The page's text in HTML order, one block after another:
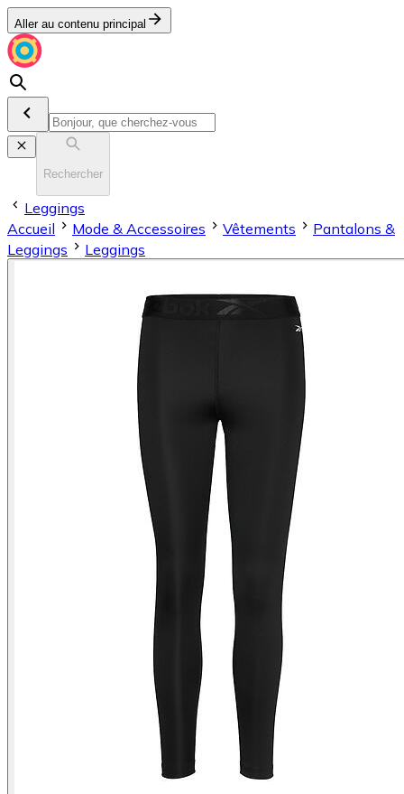
Aller au contenu principal
Rechercher
Leggings
Accueil
Mode & Accessoires Vêtements
Pantalons &
Leggings
Leggings